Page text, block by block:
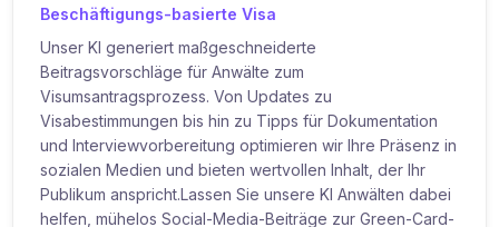
Beschäftigungs-basierte Visa
Unser KI generiert maßgeschneiderte
Beitragsvorschläge für Anwälte zum
Visumsantragsprozess. Von Updates zu
Visabestimmungen bis hin zu Tipps für Dokumentation
und Interviewvorbereitung optimieren wir Ihre Präsenz in
sozialen Medien und bieten wertvollen Inhalt, der Ihr
Publikum anspricht.Lassen Sie unsere KI Anwälten dabei
helfen, mühelos Social-Media-Beiträge zur Green-Card-